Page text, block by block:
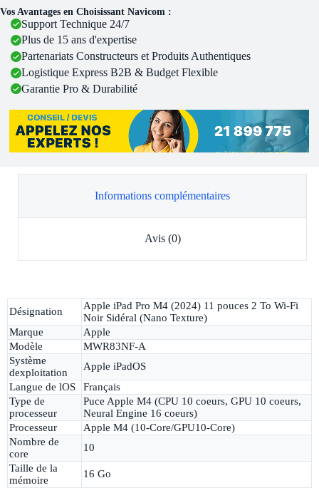
Vos Avantages en Choisissant Navicom :
Support Technique 24/7
Plus de 15 ans d'expertise
Partenariats Constructeurs et Produits Authentiques
Logistique Express B2B & Budget Flexible
Garantie Pro & Durabilité
Informations complémentaires
Avis (0)
Désignation
Apple iPad Pro M4 (2024) 11 pouces 2 To Wi-Fi
Noir Sidéral (Nano Texture)
Marque
Apple
Modèle
MWR83NF-A
Système
dexploitation
Apple iPadOS
Langue de lOS
Français
Type de
processeur
Puce Apple M4 (CPU 10 coeurs, GPU 10 coeurs,
Neural Engine 16 coeurs)
Processeur
Apple M4 (10-Core/GPU10-Core)
Nombre de
core
10
Taille de la
mémoire
16 Go